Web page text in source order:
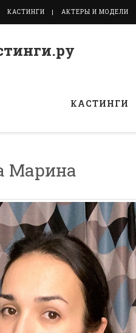
КАСТИНГИ АКТЕРЫ И МОДЕЛИ
КАСТИНГИ
Марина